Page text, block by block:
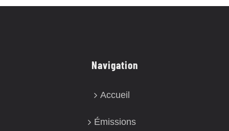
Navigation
Accueil
Émissions